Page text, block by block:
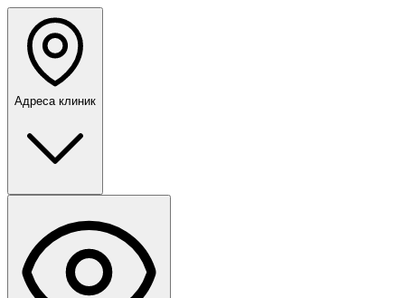
Адреса клиник